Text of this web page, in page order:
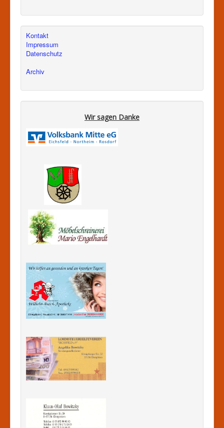
Kontakt
Impressum
Datenschutz
Archiv
Wir sagen Danke